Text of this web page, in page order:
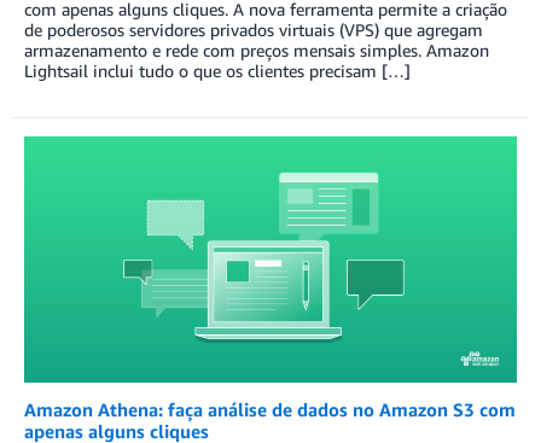
com apenas alguns cliques. A nova ferramenta permite a criação
de poderosos servidores privados virtuais (VPS) que agregam
armazenamento e rede com preços mensais simples. Amazon
Lightsail inclui tudo o que os clientes precisam […]
Amazon Athena: faça análise de dados no Amazon S3 com
apenas alguns cliques